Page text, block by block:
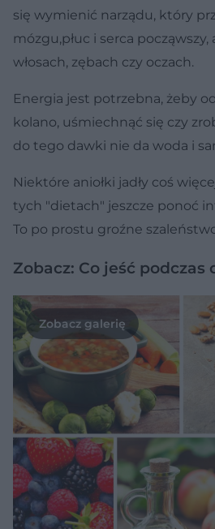
się wymienić narządu, który
mózgu,płuc i serca począwszy,
włosach, zębach czy oczach.
Energia jest potrzebna, żeby
kolano, uśmiechnąć się czy
do tego dawki nie da woda i
Niektóre aniołki jadły coś
tych "dietach" jeszcze ponoć
To po prostu groźne
Zobacz: Co jeść podczas